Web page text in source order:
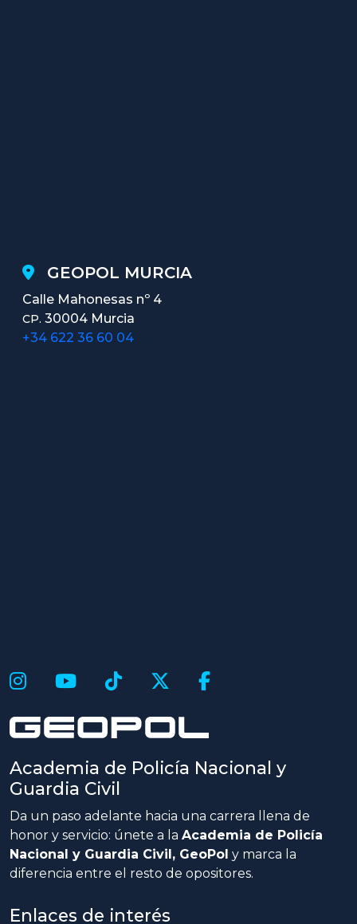
GEOPOL MURCIA
Calle Mahonesas nº 4
CP. 30004 Murcia
+34 622 36 60 04
Academia de Policía Nacional y
Guardia Civil
Da un paso adelante hacia una carrera llena de
honor y servicio: únete a la Academia de Policía
Nacional y Guardia Civil, GeoPol y marca la
diferencia entre el resto de opositores.
Enlaces de interés